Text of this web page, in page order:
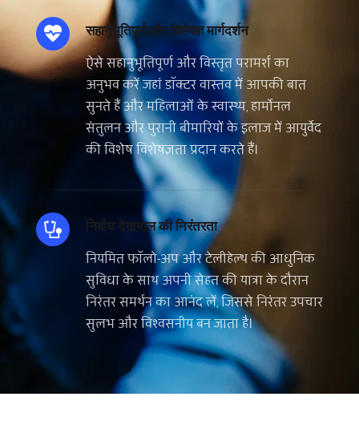
सहानुभूतिपूर्ण और विशेषज्ञ मार्गदर्शन
ऐसे सहानुभूतिपूर्ण और विस्तृत परामर्श का
अनुभव करें जहां डॉक्टर वास्तव में आपकी बात
सुनते हैं और महिलाओं के स्वास्थ्य, हार्मोनल
संतुलन और पुरानी बीमारियों के इलाज में आयुर्वेद
की विशेष विशेषज्ञता प्रदान करते हैं।
निर्बाध देखभाल की निरंतरता
नियमित फॉलो-अप और टेलीहेल्थ की आधुनिक
सुविधा के साथ अपनी सेहत की यात्रा के दौरान
निरंतर समर्थन का आनंद लें, जिससे निरंतर उपचार
सुलभ और विश्वसनीय बन जाता है।